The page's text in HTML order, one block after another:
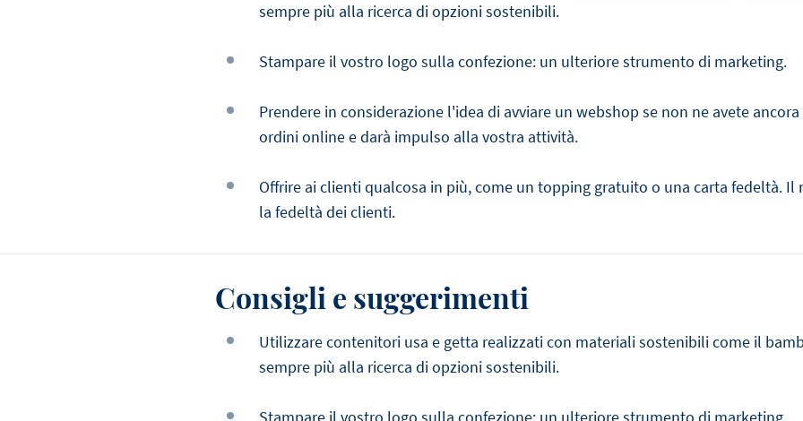
sempre più alla ricerca di opzioni sostenibili.
Stampare il vostro logo sulla confezione: un ulteriore strumento di marketing.
Prendere in considerazione l'idea di avviare un webshop se non ne avete
ordini online e darà impulso alla vostra attività.
Offrire ai clienti qualcosa in più, come un topping gratuito o una carta fedeltà.
la fedeltà dei clienti.
Consigli e suggerimenti
Utilizzare contenitori usa e getta realizzati con materiali sostenibili come il
sempre più alla ricerca di opzioni sostenibili.